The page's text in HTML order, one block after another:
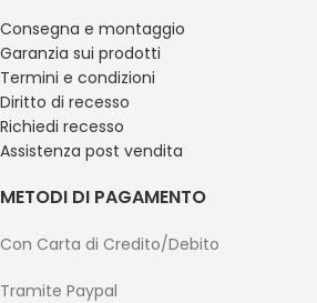
Consegna e montaggio
Garanzia sui prodotti
Termini e condizioni
Diritto di recesso
Richiedi recesso
Assistenza post vendita
METODI DI PAGAMENTO
Con Carta di Credito/Debito
Tramite Paypal